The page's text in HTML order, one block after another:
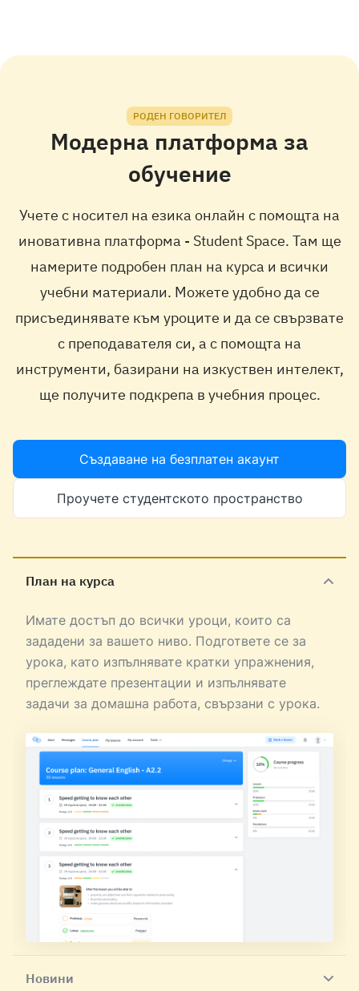
englishMother tongue
НОСИТЕЛ НА ЕЗИКА
englishMother tongue
РОДЕН ГОВОРИТЕЛ
Модерна платформа за
обучение
Учете с носител на езика онлайн с помощта на
иновативна платформа - Student Space. Там ще
намерите подробен план на курса и всички
учебни материали. Можете удобно да се
присъединявате към уроците и да се свързвате
с преподавателя си, а с помощта на
инструменти, базирани на изкуствен интелект,
ще получите подкрепа в учебния процес.
Създаване на безплатен акаунт
Проучете студентското пространство
План на курса
Имате достъп до всички уроци, които са
зададени за вашето ниво. Подгответе се за
урока, като изпълнявате кратки упражнения,
преглеждате презентации и изпълнявате
задачи за домашна работа, свързани с урока.
Новини